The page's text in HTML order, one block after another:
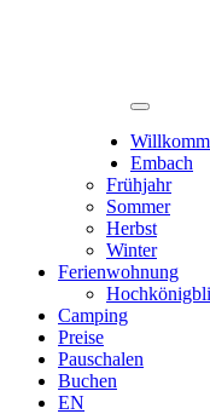
Embach
Frühjahr
Sommer
Herbst
Winter
Ferienwohnung
Camping
Preise
Pauschalen
Buchen
EN